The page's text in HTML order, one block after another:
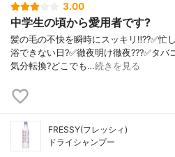
3.00
中学生の頃から愛用者です?
髪の毛の不快を瞬時にスッキリ‼️??✅忙
浴できない日?✅徹夜明け徹夜???✅タ
気分転換?どこでも…続きを見る
FRESSY(フレッシィ)
ドライシャンプー